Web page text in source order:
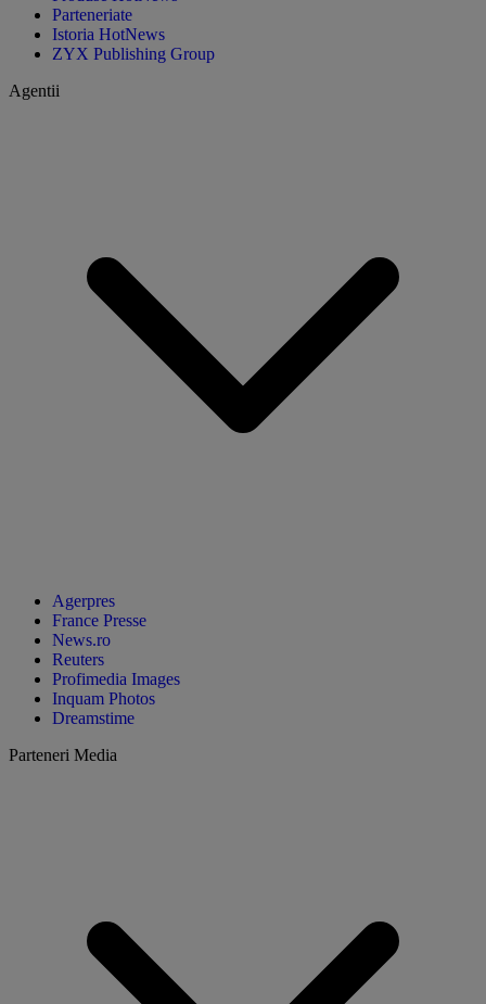
Parteneriate
Istoria HotNews
ZYX Publishing Group
Agentii
Agerpres
France Presse
News.ro
Reuters
Profimedia Images
Inquam Photos
Dreamstime
Parteneri Media